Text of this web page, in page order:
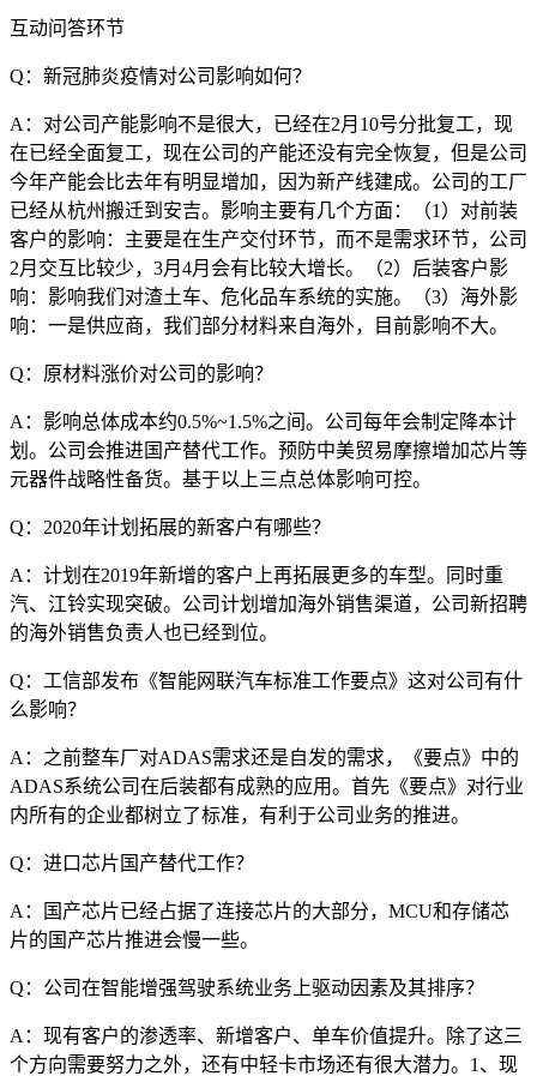
互动问答环节
Q：新冠肺炎疫情对公司影响如何？
A：对公司产能影响不是很大，已经在2月10号分批复工，现
在已经全面复工，现在公司的产能还没有完全恢复，但是公司
今年产能会比去年有明显增加，因为新产线建成。公司的工厂
已经从杭州搬迁到安吉。影响主要有几个方面：（1）对前装
客户的影响：主要是在生产交付环节，而不是需求环节，公司
2月交互比较少，3月4月会有比较大增长。（2）后装客户影
响：影响我们对渣土车、危化品车系统的实施。（3）海外影
响：一是供应商，我们部分材料来自海外，目前影响不大。
Q：原材料涨价对公司的影响？
A：影响总体成本约0.5%~1.5%之间。公司每年会制定降本计
划。公司会推进国产替代工作。预防中美贸易摩擦增加芯片等
元器件战略性备货。基于以上三点总体影响可控。
Q：2020年计划拓展的新客户有哪些？
A：计划在2019年新增的客户上再拓展更多的车型。同时重
汽、江铃实现突破。公司计划增加海外销售渠道，公司新招聘
的海外销售负责人也已经到位。
Q：工信部发布《智能网联汽车标准工作要点》这对公司有什
么影响？
A：之前整车厂对ADAS需求还是自发的需求，《要点》中的
ADAS系统公司在后装都有成熟的应用。首先《要点》对行业
内所有的企业都树立了标准，有利于公司业务的推进。
Q：进口芯片国产替代工作？
A：国产芯片已经占据了连接芯片的大部分，MCU和存储芯
片的国产芯片推进会慢一些。
Q：公司在智能增强驾驶系统业务上驱动因素及其排序？
A：现有客户的渗透率、新增客户、单车价值提升。除了这三
个方向需要努力之外，还有中轻卡市场还有很大潜力。1、现